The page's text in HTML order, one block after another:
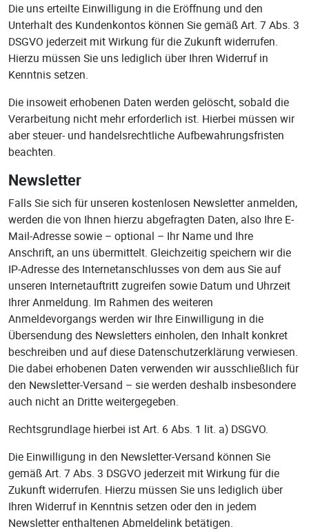
Die uns erteilte Einwilligung in die Eröffnung und den
Unterhalt des Kundenkontos können Sie gemäß Art. 7 Abs. 3
DSGVO jederzeit mit Wirkung für die Zukunft widerrufen.
Hierzu müssen Sie uns lediglich über Ihren Widerruf in
Kenntnis setzen.
Die insoweit erhobenen Daten werden gelöscht, sobald die
Verarbeitung nicht mehr erforderlich ist. Hierbei müssen wir
aber steuer- und handelsrechtliche Aufbewahrungsfristen
beachten.
Newsletter
Falls Sie sich für unseren kostenlosen Newsletter anmelden,
werden die von Ihnen hierzu abgefragten Daten, also Ihre E-
Mail-Adresse sowie – optional – Ihr Name und Ihre
Anschrift, an uns übermittelt. Gleichzeitig speichern wir die
IP-Adresse des Internetanschlusses von dem aus Sie auf
unseren Internetauftritt zugreifen sowie Datum und Uhrzeit
Ihrer Anmeldung. Im Rahmen des weiteren
Anmeldevorgangs werden wir Ihre Einwilligung in die
Übersendung des Newsletters einholen, den Inhalt konkret
beschreiben und auf diese Datenschutzerklärung verwiesen.
Die dabei erhobenen Daten verwenden wir ausschließlich für
den Newsletter-Versand – sie werden deshalb insbesondere
auch nicht an Dritte weitergegeben.
Rechtsgrundlage hierbei ist Art. 6 Abs. 1 lit. a) DSGVO.
Die Einwilligung in den Newsletter-Versand können Sie
gemäß Art. 7 Abs. 3 DSGVO jederzeit mit Wirkung für die
Zukunft widerrufen. Hierzu müssen Sie uns lediglich über
Ihren Widerruf in Kenntnis setzen oder den in jedem
Newsletter enthaltenen Abmeldelink betätigen.